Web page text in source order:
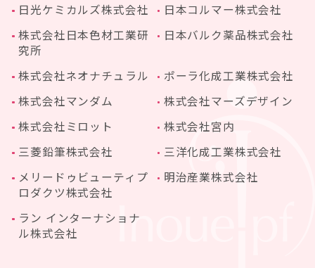
日光ケミカルズ株式会社
日本コルマー株式会社
株式会社日本色材工業研
究所
日本バルク薬品株式会社
株式会社ネオナチュラル
ポーラ化成工業株式会社
株式会社マンダム
株式会社マーズデザイン
株式会社ミロット
株式会社宮内
三菱鉛筆株式会社
三洋化成工業株式会社
メリードゥビューティプ
ロダクツ株式会社
明治産業株式会社
ラン インターナショナ
ル株式会社